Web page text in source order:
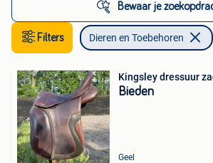
Bewaar je
Filters Dieren en Toebehoren
Kingsley dressuur
Bieden
Geel